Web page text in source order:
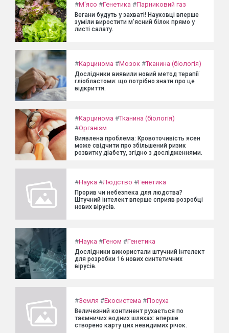
#М'ясо #Генетика #Парниковий газ
Вегани будуть у захваті! Науковці вперше
зуміли виростити м'ясний білок прямо у
листі салату.
#Карцинома #Мозок #Тканина (біологія)
Дослідники виявили новий метод терапії
гліобластоми: що потрібно знати про це
відкриття.
#Карцинома #Тканина (біологія)
#Організм
Виявлена проблема: Кровоточивість ясен
може свідчити про збільшений ризик
розвитку діабету, згідно з дослідженнями.
#Наука #Людство #Генетика
Прорив чи небезпека для людства?
Штучний інтелект вперше сприяв розробці
нових вірусів.
#Наука #Геном #Генетика
Дослідники використали штучний інтелект
для розробки 16 нових синтетичних
вірусів.
#Земля #Екосистема #Посуха
Величезний континент рухається по
таємничих водних шляхах: вперше
створено карту цих невидимих річок.